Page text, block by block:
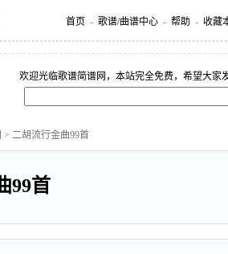
首页 - 歌谱/曲谱中心 - 帮助 - 收藏
欢迎光临歌谱简谱网，本站完全免费，希望大家
> 二胡流行金曲99首
99首